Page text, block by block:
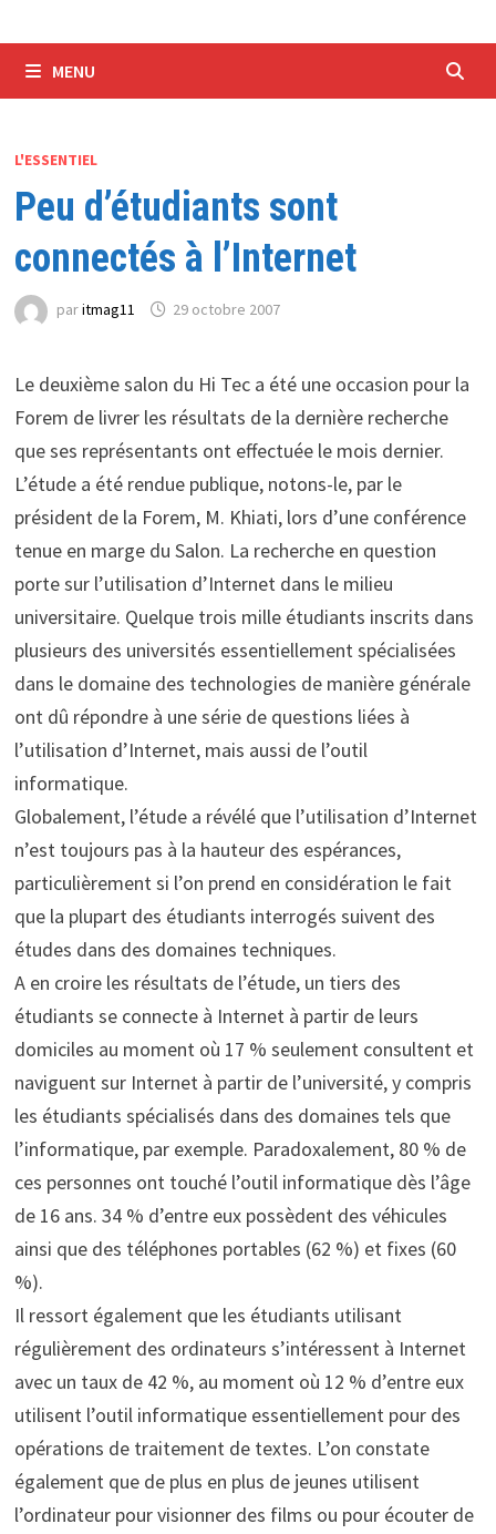
MENU
L'ESSENTIEL
Peu d’étudiants sont
connectés à l’Internet
paritmag11 29 octobre 2007
Le deuxième salon du Hi Tec a été une occasion pour la
Forem de livrer les résultats de la dernière recherche
que ses représentants ont effectuée le mois dernier.
L’étude a été rendue publique, notons-le, par le
président de la Forem, M. Khiati, lors d’une conférence
tenue en marge du Salon. La recherche en question
porte sur l’utilisation d’Internet dans le milieu
universitaire. Quelque trois mille étudiants inscrits dans
plusieurs des universités essentiellement spécialisées
dans le domaine des technologies de manière générale
ont dû répondre à une série de questions liées à
l’utilisation d’Internet, mais aussi de l’outil
informatique.
Globalement, l’étude a révélé que l’utilisation d’Internet
n’est toujours pas à la hauteur des espérances,
particulièrement si l’on prend en considération le fait
que la plupart des étudiants interrogés suivent des
études dans des domaines techniques.
A en croire les résultats de l’étude, un tiers des
étudiants se connecte à Internet à partir de leurs
domiciles au moment où 17 % seulement consultent et
naviguent sur Internet à partir de l’université, y compris
les étudiants spécialisés dans des domaines tels que
l’informatique, par exemple. Paradoxalement, 80 % de
ces personnes ont touché l’outil informatique dès l’âge
de 16 ans. 34 % d’entre eux possèdent des véhicules
ainsi que des téléphones portables (62 %) et fixes (60
%).
Il ressort également que les étudiants utilisant
régulièrement des ordinateurs s’intéressent à Internet
avec un taux de 42 %, au moment où 12 % d’entre eux
utilisent l’outil informatique essentiellement pour des
opérations de traitement de textes. L’on constate
également que de plus en plus de jeunes utilisent
l’ordinateur pour visionner des films ou pour écouter de